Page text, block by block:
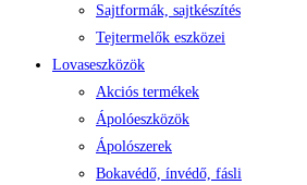
Sajtformák, sajtkészítés
Tejtermelők eszközei
Lovaseszközök
Akciós termékek
Ápolóeszközök
Ápolószerek
Bokavédő, ínvédő, fásli